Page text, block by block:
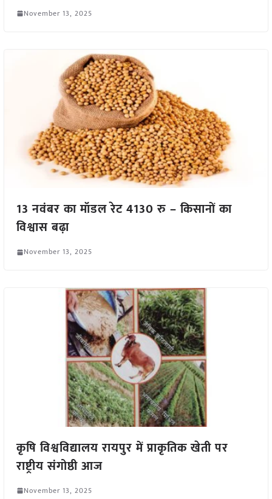
November 13, 2025
13 नवंबर का मॉडल रेट 4130 रु – किसानों का
विश्वास बढ़ा
November 13, 2025
कृषि विश्वविद्यालय रायपुर में प्राकृतिक खेती पर
राष्ट्रीय संगोष्ठी आज
November 13, 2025